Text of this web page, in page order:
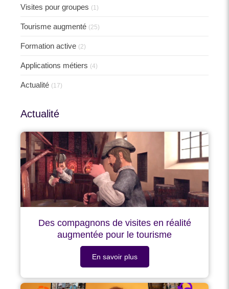
Visites pour groupes (1)
Tourisme augmenté (25)
Formation active (2)
Applications métiers (4)
Actualité (17)
Actualité
Des compagnons de visites en réalité
augmentée pour le tourisme
En savoir plus